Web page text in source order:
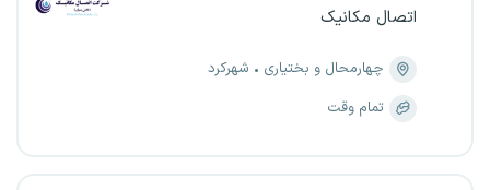
اتصال مکانیک
چهارمحال و بختیاری
شهرکرد
تمام وقت